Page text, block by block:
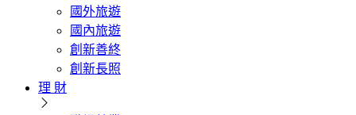
國外旅遊
國內旅遊
創新善終
創新長照
理 財